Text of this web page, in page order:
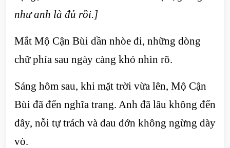
như anh là đủ rồi.]
Mắt Mộ Cận Bùi dần nhòe đi, những dòng
chữ phía sau ngày càng khó nhìn rõ.
Sáng hôm sau, khi mặt trời vừa lên, Mộ Cận
Bùi đã đến nghĩa trang. Anh đã lâu không đến
đây, nỗi tự trách và đau đớn không ngừng dày
vò.